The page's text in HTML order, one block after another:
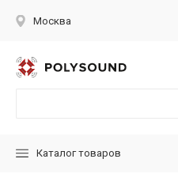
Москва
Каталог товаров